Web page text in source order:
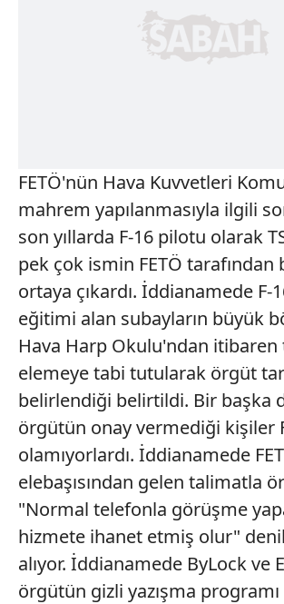
FETÖ'nün Hava Kuvvetleri
mahrem yapılanmasıyla ilgili
son yıllarda F-16 pilotu olarak
pek çok ismin FETÖ
ortaya çıkardı. İddianamede F-
eğitimi alan subayların büyük
Hava Harp Okulu'ndan
elemeye tabi tutularak örgüt
belirlendiği belirtildi. Bir başka
örgütün onay vermediği kişiler
olamıyorlardı. İddianamede
elebaşısından gelen talimatla
"Normal telefonla görüşme
hizmete ihanet etmiş olur"
alıyor. İddianamede ByLock ve
örgütün gizli yazışma programı